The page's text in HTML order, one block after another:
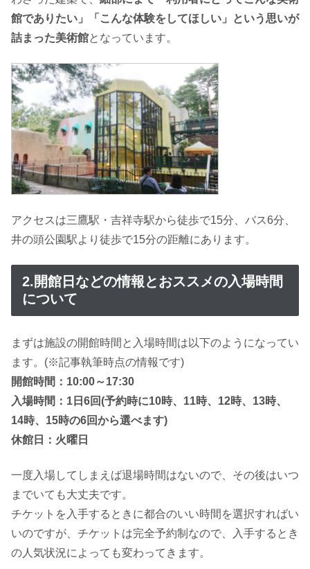
館でありたい」「こんな体験をしてほしい」という思いが
詰まった美術館となっています。
アクセスは三鷹駅・吉祥寺駅から徒歩で15分、バス6分、
井の頭公園駅より徒歩で15分の距離にあります。
2.開館日などの情報とおススメの入場時間
について
まずは施設の開館時間と入場時間は以下のようになってい
ます。(※記事執筆時点の情報です)
開館時間：10:00～17:30
入場時間：1日6回(予約時に10時、 11時、 12時、13時、
14時、 15時の6回から選べます)
休館日：火曜日
一度入場してしまえば退場時間はないので、その後はいつ
までいても大丈夫です。
チケットを入手するときに都合のいい時間を選択すればい
いのですが、チケットは完全予約制なので、入手するとき
の人気状況によっても変わってきます。